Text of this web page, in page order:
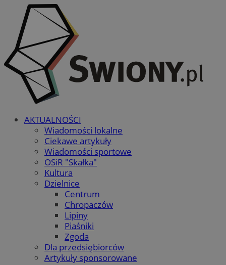
AKTUALNOŚCI
Wiadomości lokalne
Ciekawe artykuły
Wiadomości sportowe
OSiR "Skałka"
Kultura
Dzielnice
Centrum
Chropaczów
Lipiny
Piaśniki
Zgoda
Dla przedsiębiorców
Artykuły sponsorowane